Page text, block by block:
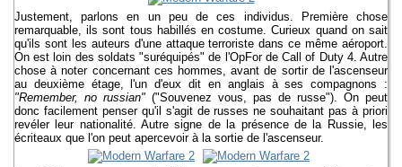
Justement, parlons en un peu de ces individus. Première chose
remarquable, ils sont tous habillés en costume. Curieux quand on sait
qu'ils sont les auteurs d'une attaque terroriste dans ce même aéroport.
On est loin des soldats "suréquipés" de l'OpFor de Call of Duty 4. Autre
chose à noter concernant ces hommes, avant de sortir de l'ascenseur
au deuxième étage, l'un d'eux dit en anglais à ses compagnons :
"Remember, no russian" ("Souvenez vous, pas de russe"). On peut
donc facilement penser qu'il s'agit de russes ne souhaitant pas à priori
revéler leur nationalité. Autre signe de la présence de la Russie, les
écriteaux que l'on peut apercevoir à la sortie de l'ascenseur.